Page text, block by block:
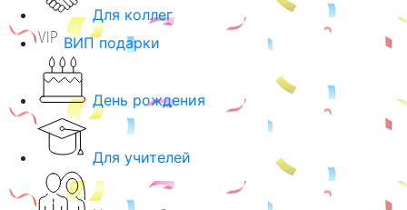
Для коллег
ВИП подарки
День рождения
Для учителей